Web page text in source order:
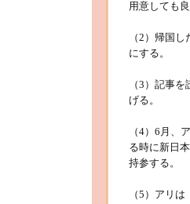
用意しても
（2）帰国
にする。
（3）記事
げる。
（4）6月、
る時に新日
持参する。
（5）アリ